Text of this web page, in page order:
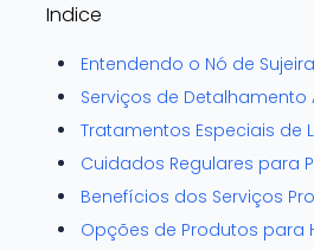
Indice
Entendendo o Nó de Sujeira
Serviços de
Tratamentos Especiais de
Cuidados Regulares para
Benefícios dos Serviços
Opções de Produtos para